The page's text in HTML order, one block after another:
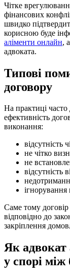
Чітке
фінансових
швидко
корисною буде
аліменти онлайн,
адвоката.
Типові
договору
На практиці
ефективність
виконання:
відсутність
не чітко
не
відсутність
ігнорування
Саме тому
відповідно до
закріплення
Як
у спорі